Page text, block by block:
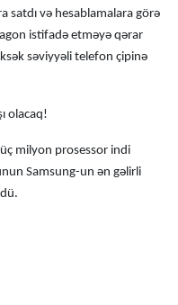
satdı və hesablamalara görə
istifadə etməyə qərar
səviyyəli telefon çipinə
olacaq!
milyon prosessor indi
Samsung-un ən gəlirli